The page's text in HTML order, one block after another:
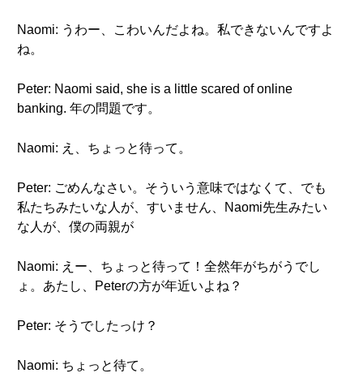
Naomi: うわー、こわいんだよね。私できないんですよ
ね。
Peter: Naomi said, she is a little scared of online
banking. 年の問題です。
Naomi: え、ちょっと待って。
Peter: ごめんなさい。そういう意味ではなくて、でも
私たちみたいな人が、すいません、Naomi先生みたい
な人が、僕の両親が
Naomi: えー、ちょっと待って！全然年がちがうでし
ょ。あたし、Peterの方が年近いよね？
Peter: そうでしたっけ？
Naomi: ちょっと待て。